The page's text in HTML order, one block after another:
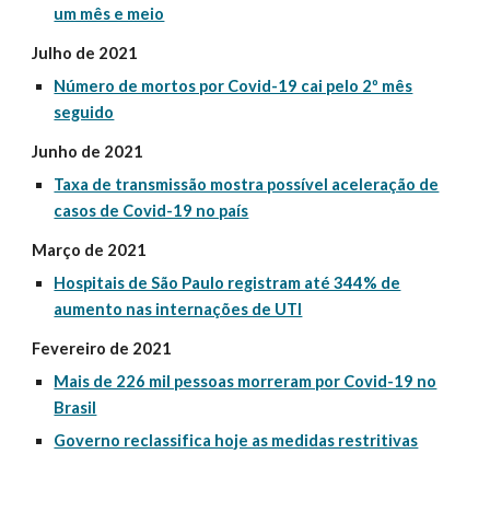
um mês e meio
Julho de 2021
Número de mortos por Covid-19 cai pelo 2º mês
seguido
Junho de 2021
Taxa de transmissão mostra possível aceleração de
casos de Covid-19 no país
Março de 2021
Hospitais de São Paulo registram até 344% de
aumento nas internações de UTI
Fevereiro de 2021
Mais de 226 mil pessoas morreram por Covid-19 no
Brasil
Governo reclassifica hoje as medidas restritivas